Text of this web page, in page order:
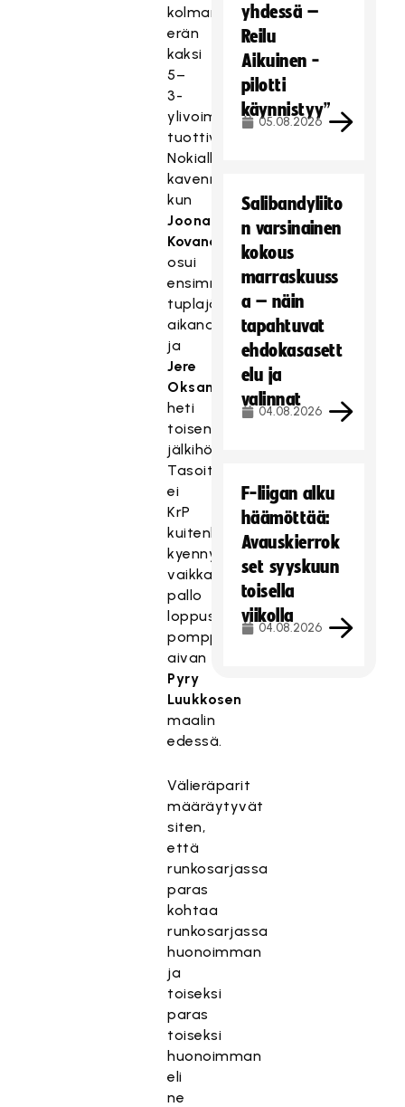
kolmannen
erän
kaksi
5–
3-
ylivoimaa
tuottivat
Nokialle
kavennukset
kun
Joonatan
Kovanen
osui
ensimmäisen
tuplajäähyn
aikana
ja
Jere
Oksanen
heti
toisen
jälkihöyryissä.
Tasoitukseen
ei
KrP
kuitenkaan
kyennyt
vaikka
pallo
loppusekunneilla
pomppi
aivan
Pyry
Luukkosen
maalin
edessä.
Välieräparit
määräytyvät
siten,
että
runkosarjassa
paras
kohtaa
runkosarjassa
huonoimman
ja
toiseksi
paras
toiseksi
huonoimman
eli
ne
yhdessä –
Reilu
Aikuinen -
pilotti
käynnistyy”
05.08.2026
Salibandyliito
n varsinainen
kokous
marraskuuss
a – näin
tapahtuvat
ehdokasasett
elu ja
valinnat
04.08.2026
F-liigan alku
häämöttää:
Avauskierrok
set syyskuun
toisella
viikolla
04.08.2026